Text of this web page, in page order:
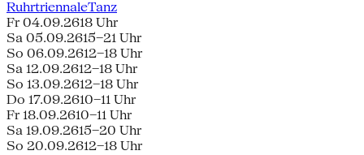
RuhrtriennaleTanz
Fr 04.09.2618 Uhr
Sa 05.09.2615–21 Uhr
So 06.09.2612–18 Uhr
Sa 12.09.2612–18 Uhr
So 13.09.2612–18 Uhr
Do 17.09.2610–11 Uhr
Fr 18.09.2610–11 Uhr
Sa 19.09.2615–20 Uhr
So 20.09.2612–18 Uhr